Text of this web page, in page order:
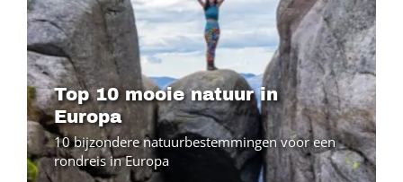
Top 10 mooie natuur in
Europa
10 bijzondere natuurbestemmingen voor een
rondreis in Europa